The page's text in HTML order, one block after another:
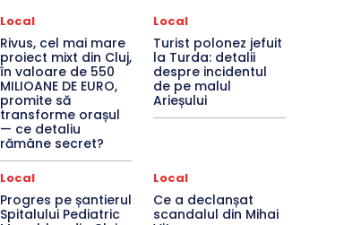
Local
Rivus, cel mai mare
proiect mixt din Cluj,
în valoare de 550
MILIOANE DE EURO,
promite să
transforme orașul
— ce detaliu
rămâne secret?
Local
Turist polonez jefuit
la Turda: detalii
despre incidentul
de pe malul
Arieșului
Local
Progres pe șantierul
Spitalului Pediatric
Local
Ce a declanșat
scandalul din Mihai